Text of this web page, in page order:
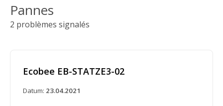
Pannes
2 problèmes signalés
Ecobee EB-STATZE3-02
Datum: 23.04.2021